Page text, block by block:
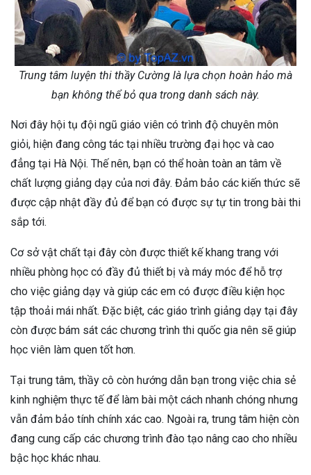
Trung tâm luyện thi thầy Cường là lựa chọn hoàn hảo mà
bạn không thể bỏ qua trong danh sách này.
Nơi đây hội tụ đội ngũ giáo viên có trình độ chuyên môn
giỏi, hiện đang công tác tại nhiều trường đại học và cao
đẳng tại Hà Nội. Thế nên, bạn có thể hoàn toàn an tâm về
chất lượng giảng dạy của nơi đây. Đảm bảo các kiến thức sẽ
được cập nhật đầy đủ để bạn có được sự tự tin trong bài thi
sắp tới.
Cơ sở vật chất tại đây còn được thiết kế khang trang với
nhiều phòng học có đầy đủ thiết bị và máy móc để hỗ trợ
cho việc giảng dạy và giúp các em có được điều kiện học
tập thoải mái nhất. Đặc biệt, các giáo trình giảng dạy tại đây
còn được bám sát các chương trình thi quốc gia nên sẽ giúp
học viên làm quen tốt hơn.
Tại trung tâm, thầy cô còn hướng dẫn bạn trong việc chia sẻ
kinh nghiệm thực tế để làm bài một cách nhanh chóng nhưng
vẫn đảm bảo tính chính xác cao. Ngoài ra, trung tâm hiện còn
đang cung cấp các chương trình đào tạo nâng cao cho nhiều
bậc học khác nhau.